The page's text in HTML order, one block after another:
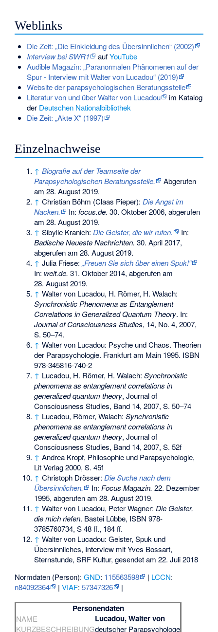
Weblinks
Die Zeit: „Die Einkleidung des Übersinnlichen“ (2002)
Interview bei SWR1
aufYouTube
Audible Magazin: „Paranormalen Phänomenen auf der
Spur - Interview mit Walter von Lucadou“ (2019)
Website der parapsychologischen Beratungsstelle
Literatur von und über Walter von Lucadou
im Katalog
der Deutschen Nationalbibliothek
Die Zeit: „Akte X“ (1997)
Einzelnachweise
↑ Biografie auf der Teamseite der
Parapsychologischen Beratungsstelle.
Abgerufen
am 28. August 2019.
↑ Christian Böhm (Claas Pieper): Die Angst im
Nacken.
In:focus.de. 30. Oktober 2006, abgerufen
am 28. August 2019.
↑ Sibylle Kranich: Die Geister, die wir rufen.
In:
Badische Neueste Nachrichten. 30. April 2017,
abgerufen am 28. August 2019.
↑ Julia Friese:„Freuen Sie sich über einen Spuk!“
In: welt.de. 31. Oktober 2014, abgerufen am
28. August 2019.
↑ Walter von Lucadou, H. Römer, H. Walach:
Synchronistic Phenomena as Entanglement
Correlations in Generalized Quantum Theory. In:
Journal of Consciousness Studies, 14, No. 4, 2007,
S. 50–74.
↑ Walter von Lucadou: Psyche und Chaos. Theorien
der Parapsychologie. Frankfurt am Main 1995. ISBN
978-345816-740-2
↑ Lucadou, H. Römer, H. Walach:Synchronistic
phenomena as entanglement correlations in
generalized quantum theory, Journal of
Consciousness Studies, Band 14, 2007, S. 50–74
↑ Lucadou, Römer, Walach:Synchronistic
phenomena as entanglement correlations in
generalized quantum theory, Journal of
Consciousness Studies, Band 14, 2007, S. 52f
↑ Andrea Kropf, Philosophie und Parapsychologie,
Lit Verlag 2000, S. 45f
↑ Christoph Drösser: Die Suche nach dem
Übersinnlichen.
In: Focus Magazin. 22. Dezember
1995, abgerufen am 28. August 2019.
↑ Walter von Lucadou, Peter Wagner:Die Geister,
die mich riefen. Bastei Lübbe, ISBN 978-
3785760734, S 48 ff., 184 ff.
↑ Walter von Lucadou: Geister, Spuk und
Übersinnliches, Interview mit Yves Bossart,
Sternstunde, SRF Kultur, gesendet am 22. Juli 2018
Normdaten (Person):GND: 115563598 | LCCN:
n84092364
|VIAF:57347326 |
Personendaten
NAME Lucadou, Walter von
KURZBESCHREIBUNGdeutscher Parapsychologe